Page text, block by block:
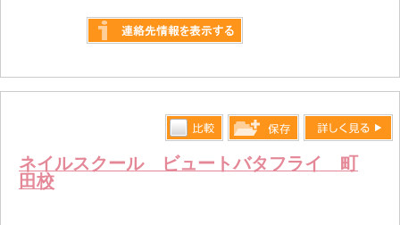
ネイルスクール ビュートバタフライ 町
田校
比較す
る
保存リス
詳しく見る